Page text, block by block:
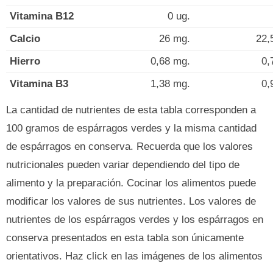
Vitamina B12
0 ug.
Calcio
26 mg.
Hierro
0,68 mg.
Vitamina B3
1,38 mg.
La cantidad de nutrientes de esta tabla corresponden a
100 gramos de espárragos verdes y la misma cantidad
de espárragos en conserva. Recuerda que los valores
nutricionales pueden variar dependiendo del tipo de
alimento y la preparación. Cocinar los alimentos puede
modificar los valores de sus nutrientes. Los valores de
nutrientes de los espárragos verdes y los espárragos en
conserva presentados en esta tabla son únicamente
orientativos. Haz click en las imágenes de los alimentos